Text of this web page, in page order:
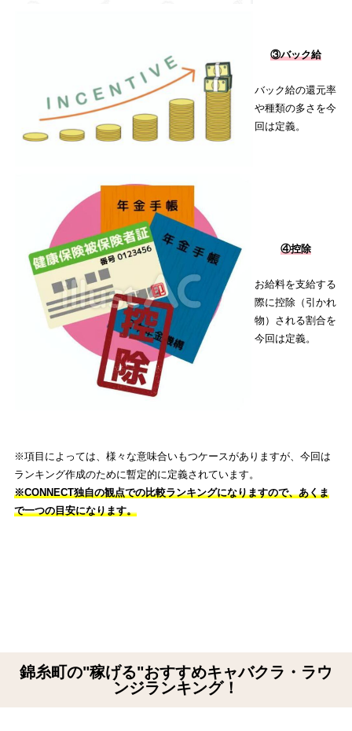
③バック給
バック給の還元率
や種類の多さを今
回は定義。
④控除
お給料を支給する
際に控除（引かれ
物）される割合を
今回は定義。
※項目によっては、様々な意味合いもつケースがありますが、今回は
ランキング作成のために暫定的に定義されています。
※CONNECT独自の観点での比較ランキングになりますので、あくま
で一つの目安になります。
錦糸町の"稼げる"おすすめキャバクラ・ラウ
ンジランキング！